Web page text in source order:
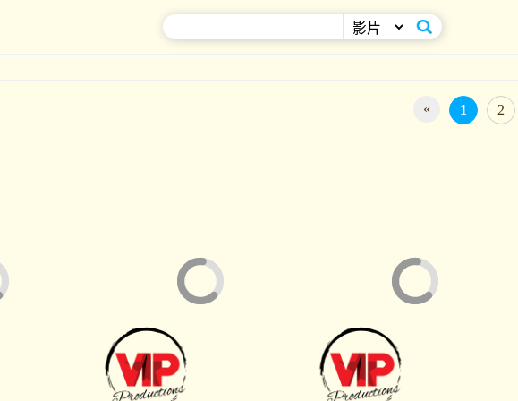
« 1 2